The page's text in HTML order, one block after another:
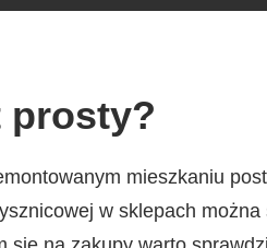
prosty?
mieszkaniu
w sklepach